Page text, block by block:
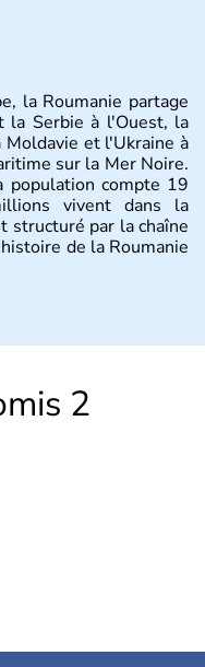
la Roumanie partage
la Serbie à l'Ouest, la
et l'Ukraine à
sur la Mer Noire.
compte 19
vivent dans la
structuré par la chaîne
de la Roumanie
2